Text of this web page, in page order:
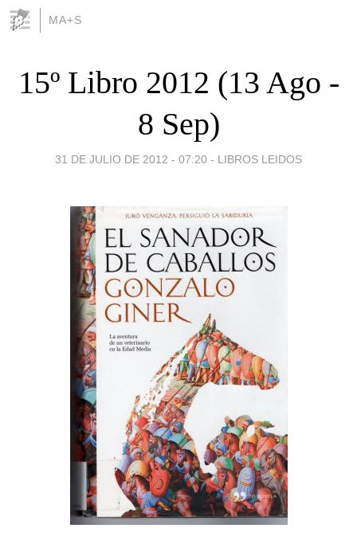
MA+S
15º Libro 2012 (13 Ago -
8 Sep)
31 DE JULIO DE 2012 - 07:20 - LIBROS LEIDOS